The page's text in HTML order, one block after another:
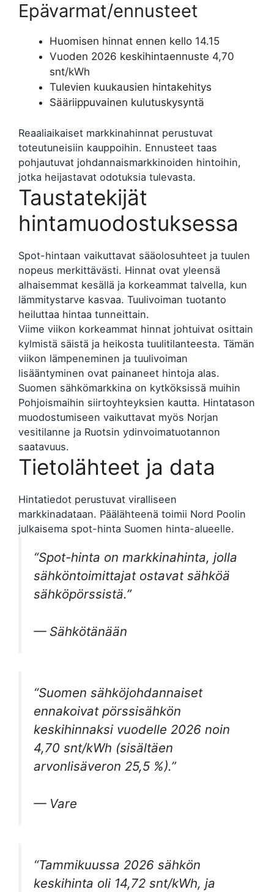
Epävarmat/ennusteet
Huomisen hinnat ennen kello 14.15
Vuoden 2026 keskihintaennuste 4,70
snt/kWh
Tulevien kuukausien hintakehitys
Sääriippuvainen kulutuskysyntä
Reaaliaikaiset markkinahinnat perustuvat
toteutuneisiin kauppoihin. Ennusteet taas
pohjautuvat johdannaismarkkinoiden hintoihin,
jotka heijastavat odotuksia tulevasta.
Taustatekijät
hintamuodostuksessa
Spot-hintaan vaikuttavat sääolosuhteet ja tuulen
nopeus merkittävästi. Hinnat ovat yleensä
alhaisemmat kesällä ja korkeammat talvella, kun
lämmitystarve kasvaa. Tuulivoiman tuotanto
heiluttaa hintaa tunneittain.
Viime viikon korkeammat hinnat johtuivat osittain
kylmistä säistä ja heikosta tuulitilanteesta. Tämän
viikon lämpeneminen ja tuulivoiman
lisääntyminen ovat painaneet hintoja alas.
Suomen sähkömarkkina on kytköksissä muihin
Pohjoismaihin siirtoyhteyksien kautta. Hintatason
muodostumiseen vaikuttavat myös Norjan
vesitilanne ja Ruotsin ydinvoimatuotannon
saatavuus.
Tietolähteet ja data
Hintatiedot perustuvat viralliseen
markkinadataan. Päälähteenä toimii Nord Poolin
julkaisema spot-hinta Suomen hinta-alueelle.
“Spot-hinta on markkinahinta, jolla
sähköntoimittajat ostavat sähköä
sähköpörssistä.”
— Sähkötänään
“Suomen sähköjohdannaiset
ennakoivat pörssisähkön
keskihinnaksi vuodelle 2026 noin
4,70 snt/kWh (sisältäen
arvonlisäveron 25,5 %).”
— Vare
“Tammikuussa 2026 sähkön
keskihinta oli 14,72 snt/kWh, ja